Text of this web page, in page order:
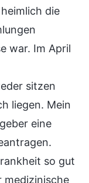
die
war. Im April
sitzen
liegen. Mein
eine
so gut
medizinische